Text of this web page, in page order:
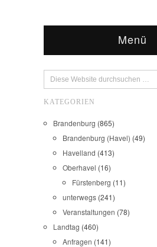
Menü
KATEGORIEN
Brandenburg (865)
Brandenburg (Havel) (49)
Havelland (413)
Oberhavel (16)
Fürstenberg (11)
unterwegs (241)
Veranstaltungen (78)
Landtag (460)
Anfragen (141)